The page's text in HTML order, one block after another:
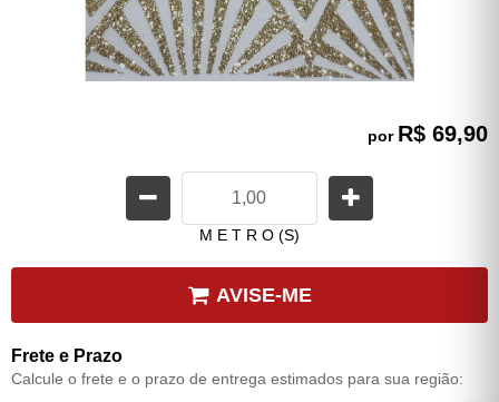
por R$ 69,90
M E T R O (S)
AVISE-ME
Frete e Prazo
Calcule o frete e o prazo de entrega estimados para sua região: